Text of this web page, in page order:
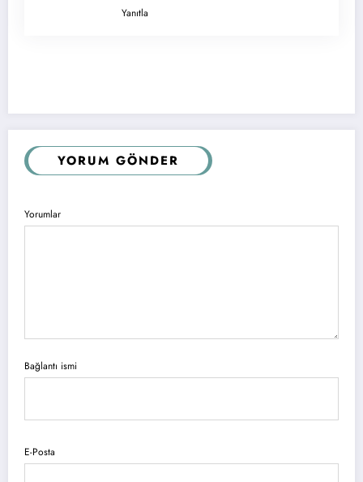
Yanıtla
YORUM GÖNDER
Yorumlar
Bağlantı ismi
E-Posta